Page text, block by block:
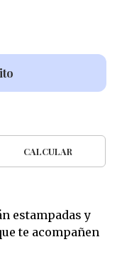
CALCULAR
estampadas y
te acompañen